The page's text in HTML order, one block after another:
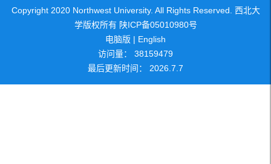
Copyright 2020 Northwest University. All Rights Reserved. 西北大
学版权所有 陕ICP备05010980号
电脑版 | English
访问量： 38159479
最后更新时间： 2026 7 7